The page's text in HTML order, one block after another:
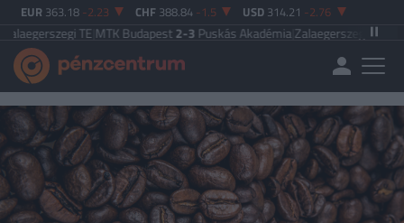
EUR 363.18 -2.23 CHF 388.84 -1.5 USD 314.21 -2.76
TE|MTK Budapest2-3Puskás Akadémia|Zalaegerszegi TE5-2Paksi FC